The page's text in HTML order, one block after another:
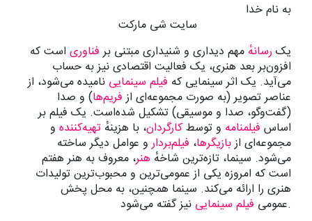
به نام خدا
سایت شی مارکت
یک رسانهٔ مهم دیداری و شنیداری مبتنی برفناوری است که
افزون‌بر بعد هنری، یک فعالیت اقتصادی نیز به حساب
می‌آید. یک اثر سینمایی که فیلم سینمایی نامیده می‌شود، از
عناصر تصویر (به صورت مجموعه‌ای ازفریم‌ها) و صدا
(گفت‌وگو، صدا و موسیقی) تشکیل شده‌است. یک فیلم بر
اساس فیلمنامه و توسطکارگردان، با هزینهٔ تهیه‌کننده و
مجموعه‌ای ازبازیگرها، فیلم‌بردارو عوامل دیگر ساخته
می‌شود. سینما، تازه‌ترین شاخهٔ هنر، معروف به هنر هفتم
است که امروزه یکی از عمومی‌ترین و محبوب‌ترین تولیدات
هنری را ارائه می‌کند. سینما همچنین، به محل پخش
عمومی فیلم سینمایی
نیز گفته می‌شود.